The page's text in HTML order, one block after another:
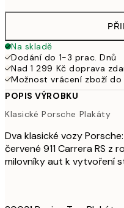
Na skladě
Dodání do 1-3 prac. Dnů
Nad 1 299 Kč doprava
Možnost vrácení zboží
POPIS VÝROBKU
Klasické Porsche Plakáty
Dva klasické vozy
červené 911 Carrera RS z
milovníky aut k vytvoření